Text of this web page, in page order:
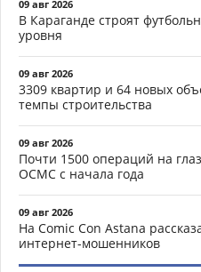
09 авг 2026
В Караганде строят
уровня
09 авг 2026
3309 квартир и 64 новых
темпы строительства
09 авг 2026
Почти 1500 операций на
ОСМС с начала года
09 авг 2026
На Comic Con Astana
интернет-мошенников